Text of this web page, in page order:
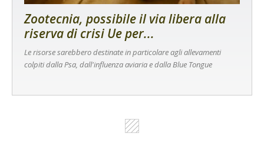
Zootecnia, possibile il via libera alla
riserva di crisi Ue per...
Le risorse sarebbero destinate in particolare agli allevamenti
colpiti dalla Psa, dall'influenza aviaria e dalla Blue Tongue